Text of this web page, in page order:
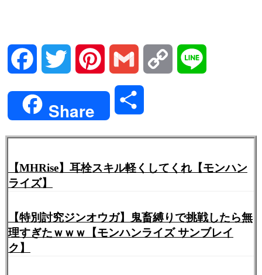
Facebook Twitter Pinterest Gmail Copy
Share
【MHRise】耳栓スキル軽くしてくれ【モンハン
ライズ】
【特別討究ジンオウガ】鬼畜縛りで挑戦したら無
理すぎたｗｗｗ【モンハンライズ サンブレイ
ク】